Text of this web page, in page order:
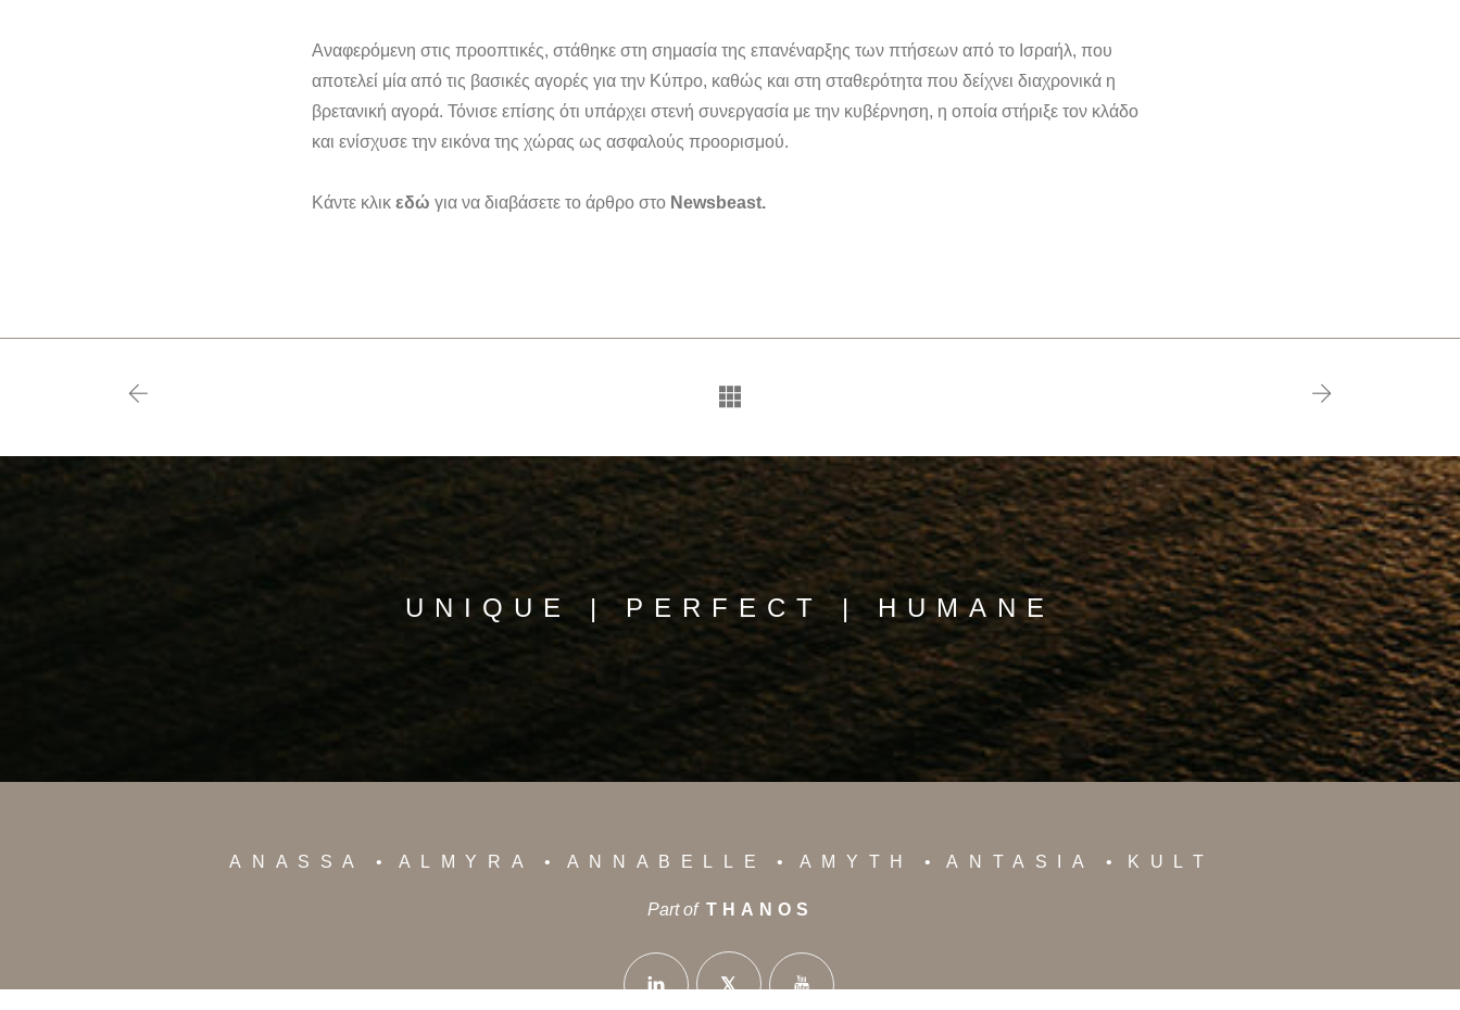
Αναφερόμενη στις προοπτικές, στάθηκε στη σημασία της επανέναρξης των πτήσεων από το Ισραήλ, που
αποτελεί μία από τις βασικές αγορές για την Κύπρο, καθώς και στη σταθερότητα που δείχνει διαχρονικά η
βρετανική αγορά. Τόνισε επίσης ότι υπάρχει στενή συνεργασία με την κυβέρνηση, η οποία στήριξε τον κλάδο
και ενίσχυσε την εικόνα της χώρας ως ασφαλούς προορισμού.
Κάντε κλικ εδώ για να διαβάσετε το άρθρο στο Newsbeast.
UNIQUE | PERFECT | HUMANE
ANASSA ALMYRA ANNABELLE AMYTH ANTASIA KULT
Part of THANOS